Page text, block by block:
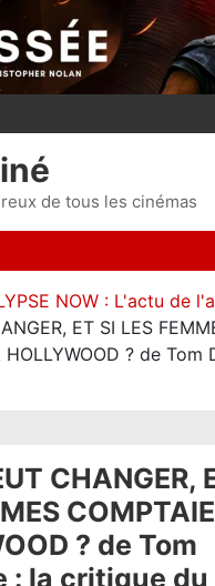
de tous les cinémas
NOW : L'actu de
ET SI LES
HOLLYWOOD ? de Tom
CHANGER,
? de Tom
: la critique